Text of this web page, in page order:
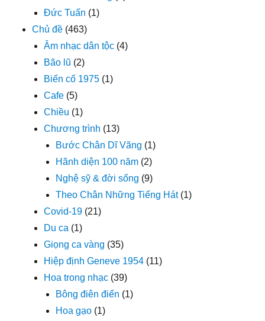
Đức Tuấn (1)
Chủ đề (463)
Âm nhạc dân tộc (4)
Bão lũ (2)
Biến cố 1975 (1)
Cafe (5)
Chiều (1)
Chương trình (13)
Bước Chân Dĩ Vãng (1)
Hãnh diện 100 năm (2)
Nghệ sỹ & đời sống (9)
Theo Chân Những Tiếng Hát(1)
Covid-19 (21)
Du ca (1)
Giọng ca vàng (35)
Hiệp định Geneve 1954 (11)
Hoa trong nhạc (39)
Bông điên điển (1)
Hoa gạo (1)